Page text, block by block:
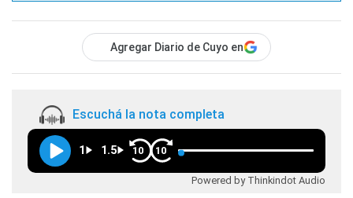
Agregar Diario de Cuyo en
Escuchá la nota completa
1 1.5 10 10
Powered by Thinkindot Audio